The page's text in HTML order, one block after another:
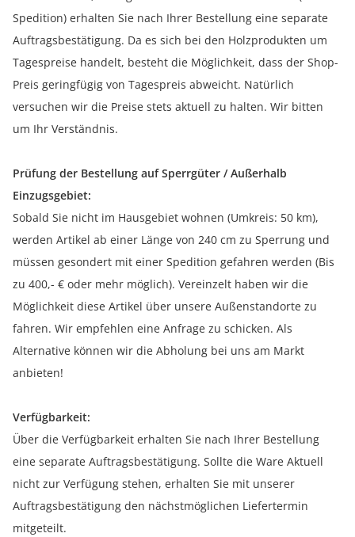
Spedition) erhalten Sie nach Ihrer Bestellung eine separate
Auftragsbestätigung. Da es sich bei den Holzprodukten um
Tagespreise handelt, besteht die Möglichkeit, dass der Shop-
Preis geringfügig von Tagespreis abweicht. Natürlich
versuchen wir die Preise stets aktuell zu halten. Wir bitten
um Ihr Verständnis.
Prüfung der Bestellung auf Sperrgüter / Außerhalb
Einzugsgebiet:
Sobald Sie nicht im Hausgebiet wohnen (Umkreis: 50 km),
werden Artikel ab einer Länge von 240 cm zu Sperrung und
müssen gesondert mit einer Spedition gefahren werden (Bis
zu 400,- € oder mehr möglich). Vereinzelt haben wir die
Möglichkeit diese Artikel über unsere Außenstandorte zu
fahren. Wir empfehlen eine Anfrage zu schicken. Als
Alternative können wir die Abholung bei uns am Markt
anbieten!
Verfügbarkeit:
Über die Verfügbarkeit erhalten Sie nach Ihrer Bestellung
eine separate Auftragsbestätigung. Sollte die Ware Aktuell
nicht zur Verfügung stehen, erhalten Sie mit unserer
Auftragsbestätigung den nächstmöglichen Liefertermin
mitgeteilt.